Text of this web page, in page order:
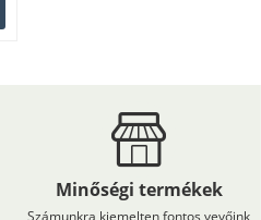
Minőségi termékek